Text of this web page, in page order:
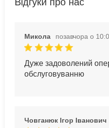
Микола позавчора о
Дуже задоволений
обслуговуванню
Човганюк Ігор Іванович